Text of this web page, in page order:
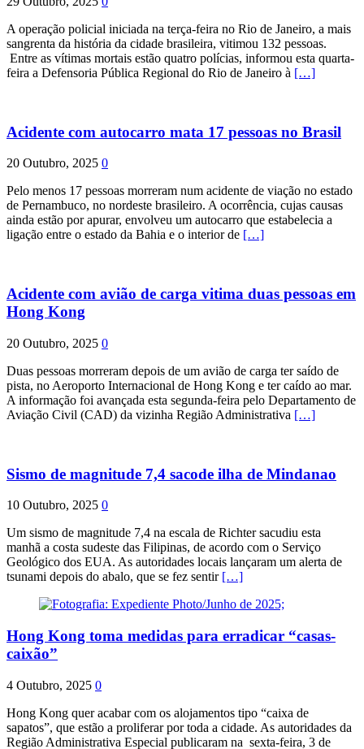
A operação policial iniciada na terça-feira no Rio de Janeiro, a mais
sangrenta da história da cidade brasileira, vitimou 132 pessoas.
Entre as vítimas mortais estão quatro polícias, informou esta quarta-
feira a Defensoria Pública Regional do Rio de Janeiro à […]
Acidente com autocarro mata 17 pessoas no Brasil
20 Outubro, 2025 0
Pelo menos 17 pessoas morreram num acidente de viação no estado
de Pernambuco, no nordeste brasileiro. A ocorrência, cujas causas
ainda estão por apurar, envolveu um autocarro que estabelecia a
ligação entre o estado da Bahia e o interior de […]
Acidente com avião de carga vitima duas pessoas em
Hong Kong
20 Outubro, 2025 0
Duas pessoas morreram depois de um avião de carga ter saído de
pista, no Aeroporto Internacional de Hong Kong e ter caído ao mar.
A informação foi avançada esta segunda-feira pelo Departamento de
Aviação Civil (CAD) da vizinha Região Administrativa […]
Sismo de magnitude 7,4 sacode ilha de Mindanao
10 Outubro, 2025 0
Um sismo de magnitude 7,4 na escala de Richter sacudiu esta
manhã a costa sudeste das Filipinas, de acordo com o Serviço
Geológico dos EUA. As autoridades locais lançaram um alerta de
tsunami depois do abalo, que se fez sentir […]
Hong Kong toma medidas para erradicar “casas-
caixão”
4 Outubro, 2025 0
Hong Kong quer acabar com os alojamentos tipo “caixa de
sapatos”, que estão a proliferar por toda a cidade. As autoridades da
Região Administrativa Especial publicaram na sexta-feira, 3 de